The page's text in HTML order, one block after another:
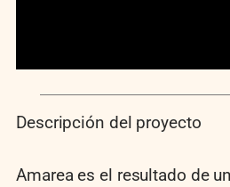
Descripción del proyecto
Amarea es el resultado de